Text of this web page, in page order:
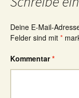
Deine E-Mail-
Felder sind mit *
Kommentar*